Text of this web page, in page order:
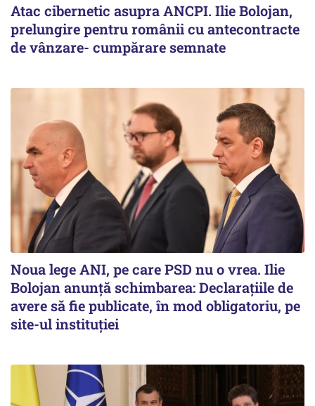
Atac cibernetic asupra ANCPI. Ilie Bolojan,
prelungire pentru românii cu antecontracte
de vânzare- cumpărare semnate
Noua lege ANI, pe care PSD nu o vrea. Ilie
Bolojan anunță schimbarea: Declarațiile de
avere să fie publicate, în mod obligatoriu, pe
site-ul instituției